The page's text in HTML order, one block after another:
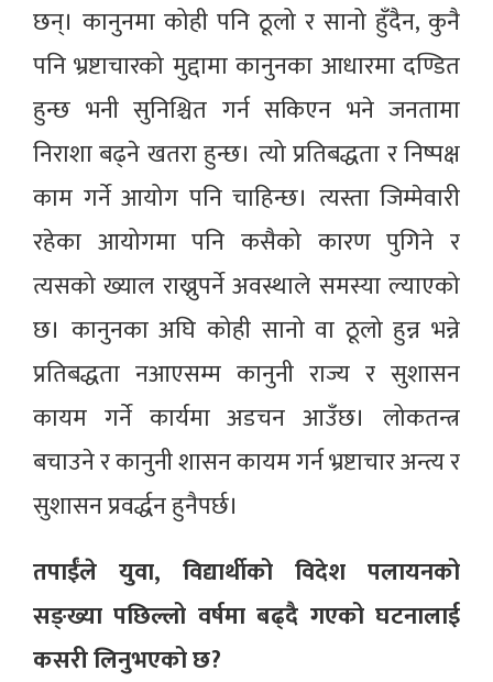
छन्। कानुनमा कोही पनि ठूलो र सानो हुँदैन, कुनै
पनि भ्रष्टाचारको मुद्दामा कानुनका आधारमा दण्डित
हुन्छ भनी सुनिश्चित गर्न सकिएन भने जनतामा
निराशा बढ्ने खतरा हुन्छ। त्यो प्रतिबद्धता र निष्पक्ष
काम गर्ने आयोग पनि चाहिन्छ। त्यस्ता जिम्मेवारी
रहेका आयोगमा पनि कसैको कारण पुगिने र
त्यसको ख्याल राख्नुपर्ने अवस्थाले समस्या ल्याएको
छ। कानुनका अघि कोही सानो वा ठूलो हुन्न भन्ने
प्रतिबद्धता नआएसम्म कानुनी राज्य र सुशासन
कायम गर्ने कार्यमा अडचन आउँछ। लोकतन्त्र
बचाउने र कानुनी शासन कायम गर्न भ्रष्टाचार अन्त्य र
सुशासन प्रवर्द्धन हुनैपर्छ।
तपाईंले युवा, विद्यार्थीको विदेश पलायनको
सङ्ख्या पछिल्लो वर्षमा बढ्दै गएको घटनालाई
कसरी लिनुभएको छ?